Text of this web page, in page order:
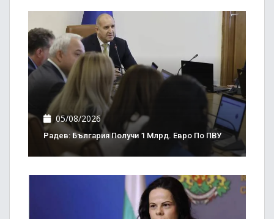
05/08/2026
Радев: България Получи 1 Млрд. Евро По ПВУ